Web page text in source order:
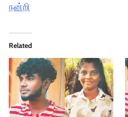
நன்றி
Related